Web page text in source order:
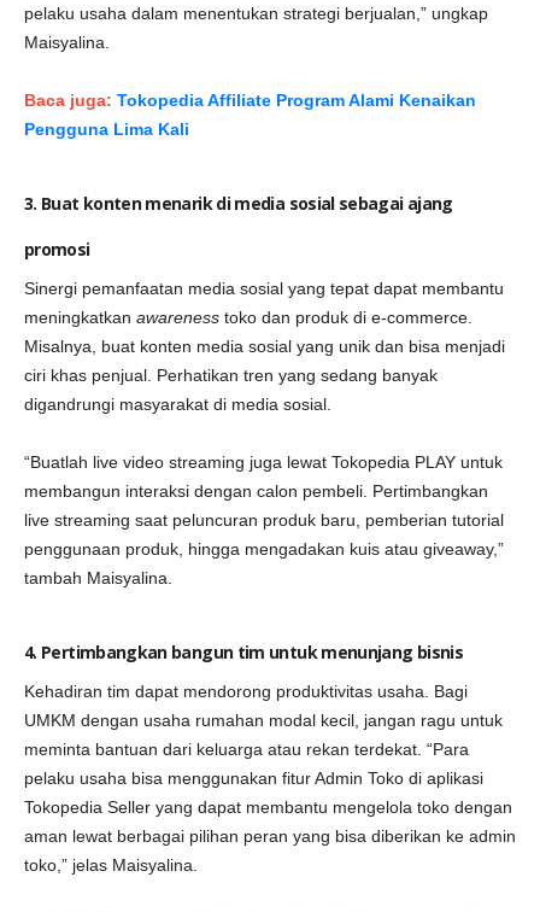
pelaku usaha dalam menentukan strategi berjualan,” ungkap
Maisyalina.
Baca juga: Tokopedia Affiliate Program Alami Kenaikan
Pengguna Lima Kali
3. Buat konten menarik di media sosial sebagai ajang
promosi
Sinergi pemanfaatan media sosial yang tepat dapat membantu
meningkatkan awareness toko dan produk di e-commerce.
Misalnya, buat konten media sosial yang unik dan bisa menjadi
ciri khas penjual. Perhatikan tren yang sedang banyak
digandrungi masyarakat di media sosial.
“Buatlah live video streaming juga lewat Tokopedia PLAY untuk
membangun interaksi dengan calon pembeli. Pertimbangkan
live streaming saat peluncuran produk baru, pemberian tutorial
penggunaan produk, hingga mengadakan kuis atau giveaway,”
tambah Maisyalina.
4. Pertimbangkan bangun tim untuk menunjang bisnis
Kehadiran tim dapat mendorong produktivitas usaha. Bagi
UMKM dengan usaha rumahan modal kecil, jangan ragu untuk
meminta bantuan dari keluarga atau rekan terdekat. “Para
pelaku usaha bisa menggunakan fitur Admin Toko di aplikasi
Tokopedia Seller yang dapat membantu mengelola toko dengan
aman lewat berbagai pilihan peran yang bisa diberikan ke admin
toko,” jelas Maisyalina.